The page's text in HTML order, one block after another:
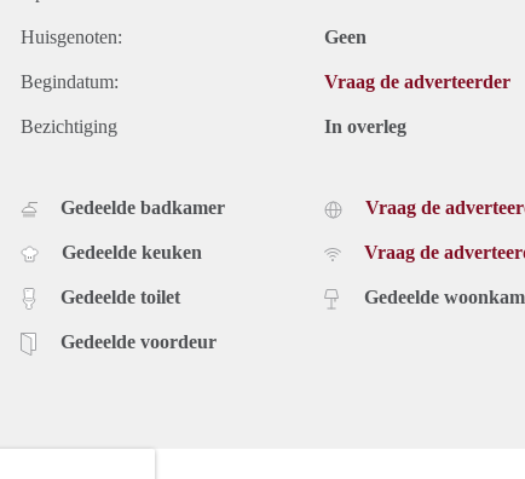
Huisgenoten: Geen
Begindatum: Vraag de adverteerder
Bezichtiging In overleg
Gedeelde badkamer
Gedeelde keuken
Gedeelde toilet
Gedeelde voordeur
Vraag de
Vraag de
Gedeelde